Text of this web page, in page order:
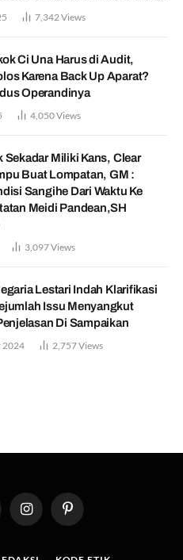
7,342 Views
Ci Una Harus di Audit,
Karena Back Up Aparat?
Operandinya
4,050Views
Sekadar Miliki Kans, Clear
Buat Lompatan, GM :
Sangihe Dari Waktu Ke
Meidi Pandean,SH
3,097Views
Lestari Indah Klarifikasi
Issu Menyangkut
Di Sampaikan
2024 2,757Views
InstagramPinterest